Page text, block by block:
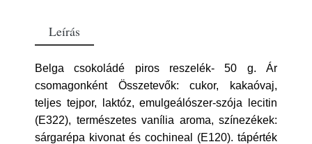
Leírás
Belga csokoládé piros reszelék- 50 g. Ár
csomagonként Összetevők: cukor, kakaóvaj,
teljes tejpor, laktóz, emulgeálószer-szója lecitin
(E322), természetes vanília aroma, színezékek:
sárgarépa kivonat és cochineal (E120). tápérték